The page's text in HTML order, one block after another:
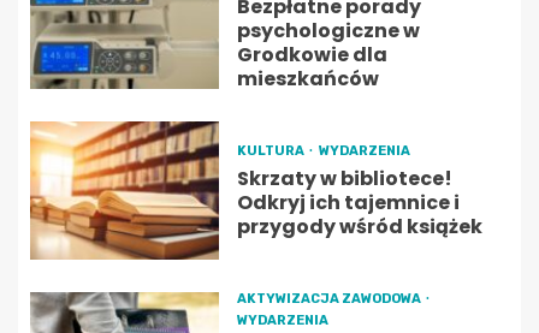
Bezpłatne porady
psychologiczne w
Grodkowie dla
mieszkańców
KULTURA WYDARZENIA
Skrzaty w bibliotece!
Odkryj ich tajemnice i
przygody wśród książek
AKTYWIZACJA ZAWODOWA
WYDARZENIA